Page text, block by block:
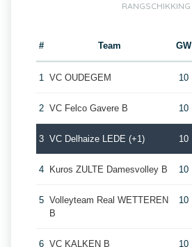
RANGSCHIKKING
# Team GW
1 VC OUDEGEM 10
2 VC Felco Gavere B 10
3 VC Delhaize LEDE (+1) 10
4 Kuros ZULTE Damesvolley B 10
5 Volleyteam Real WETTEREN
B
10
6 VC KALKEN B 10